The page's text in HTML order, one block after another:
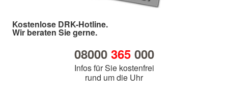
Kostenlose DRK-Hotline.
Wir beraten Sie gerne.
08000 365000
Infos für Sie kostenfrei
rund um die Uhr